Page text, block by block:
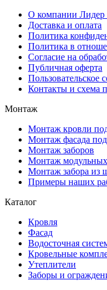
О компании Лидер
Доставка и оплата
Политика
Политика в
Согласие на
Публичная оферта
Пользовательское
Контакты и схема
Монтаж
Монтаж кровли
Монтаж фасада
Монтаж заборов
Монтаж
Монтаж забора из
Примеры наших
Каталог
Кровля
Фасад
Водосточная
Кровельные
Утеплители
Заборы и